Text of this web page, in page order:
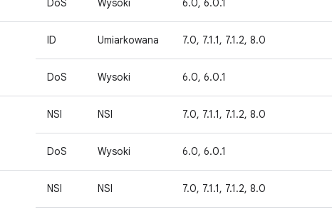
DoS Wysoki 6.0, 6.0.1
ID Umiarkowana 7.0, 7.1.1, 7.1.2, 8.0
DoS Wysoki 6.0, 6.0.1
NSI NSI 7.0, 7.1.1, 7.1.2, 8.0
DoS Wysoki 6.0, 6.0.1
NSI NSI 7.0, 7.1.1, 7.1.2, 8.0